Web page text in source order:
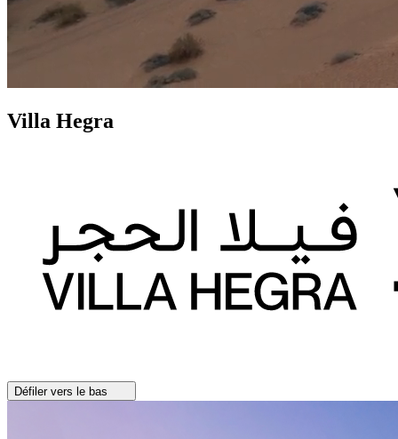
Villa Hegra
Défiler vers le bas